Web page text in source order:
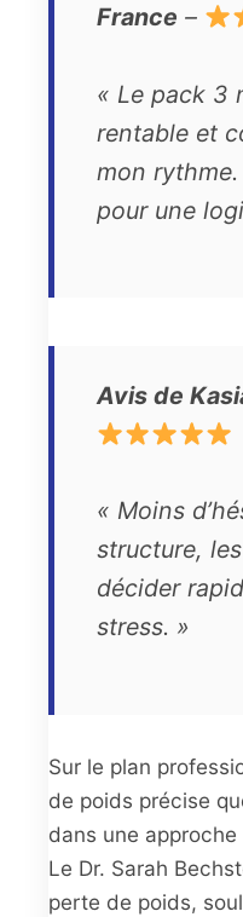
France –
« Le pack 3
rentable et
mon
pour une
Avis de
« Moins
structure,
décider
stress. »
Sur le plan
de poids précise
dans une
Le Dr. Sarah
perte de poids,